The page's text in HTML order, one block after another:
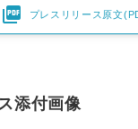
 プレスリリース原文
添付画像